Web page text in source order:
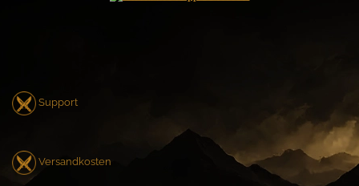
Support
Versandkosten